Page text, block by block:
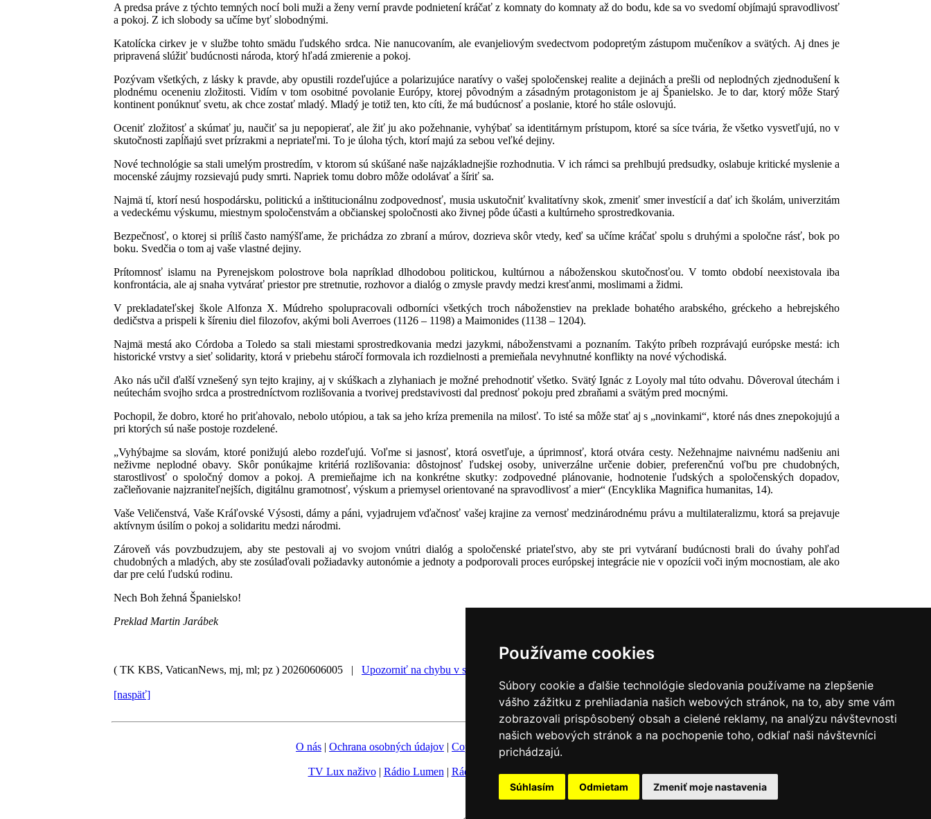
Používame cookies
Súbory cookie a ďalšie technológie sledovania používame na zlepšenie
vášho zážitku z prehliadania našich webových stránok, na to, aby sme vám
zobrazovali prispôsobený obsah a cielené reklamy, na analýzu návštevnosti
našich webových stránok a na pochopenie toho, odkiaľ naši návštevníci
prichádzajú.
Súhlasím Odmietam Zmeniť moje nastavenia
A predsa práve z týchto temných nocí boli muži a ženy verní pravde podnietení kráčať z komnaty do komnaty až do bodu, kde sa vo svedomí objímajú spravodlivosť
a pokoj. Z ich slobody sa učíme byť slobodnými.
Katolícka cirkev je v službe tohto smädu ľudského srdca. Nie nanucovaním, ale evanjeliovým svedectvom podopretým zástupom mučeníkov a svätých. Aj dnes je
pripravená slúžiť budúcnosti národa, ktorý hľadá zmierenie a pokoj.
Pozývam všetkých, z lásky k pravde, aby opustili rozdeľujúce a polarizujúce naratívy o vašej spoločenskej realite a dejinách a prešli od neplodných zjednodušení k
plodnému oceneniu zložitosti. Vidím v tom osobitné povolanie Európy, ktorej pôvodným a zásadným protagonistom je aj Španielsko. Je to dar, ktorý môže Starý
kontinent ponúknuť svetu, ak chce zostať mladý. Mladý je totiž ten, kto cíti, že má budúcnosť a poslanie, ktoré ho stále oslovujú.
Oceniť zložitosť a skúmať ju, naučiť sa ju nepopierať, ale žiť ju ako požehnanie, vyhýbať sa identitárnym prístupom, ktoré sa síce tvária, že všetko vysvetľujú, no v
skutočnosti zapĺňajú svet prízrakmi a nepriateľmi. To je úloha tých, ktorí majú za sebou veľké dejiny.
Nové technológie sa stali umelým prostredím, v ktorom sú skúšané naše najzákladnejšie rozhodnutia. V ich rámci sa prehlbujú predsudky, oslabuje kritické myslenie a
mocenské záujmy rozsievajú pudy smrti. Napriek tomu dobro môže odolávať a šíriť sa.
Najmä tí, ktorí nesú hospodársku, politickú a inštitucionálnu zodpovednosť, musia uskutočniť kvalitatívny skok, zmeniť smer investícií a dať ich školám, univerzitám
a vedeckému výskumu, miestnym spoločenstvám a občianskej spoločnosti ako živnej pôde účasti a kultúrneho sprostredkovania.
Bezpečnosť, o ktorej si príliš často namýšľame, že prichádza zo zbraní a múrov, dozrieva skôr vtedy, keď sa učíme kráčať spolu s druhými a spoločne rásť, bok po
boku. Svedčia o tom aj vaše vlastné dejiny.
Prítomnosť islamu na Pyrenejskom polostrove bola napríklad dlhodobou politickou, kultúrnou a náboženskou skutočnosťou. V tomto období neexistovala iba
konfrontácia, ale aj snaha vytvárať priestor pre stretnutie, rozhovor a dialóg o zmysle pravdy medzi kresťanmi, moslimami a židmi.
V prekladateľskej škole Alfonza X. Múdreho spolupracovali odborníci všetkých troch náboženstiev na preklade bohatého arabského, gréckeho a hebrejského
dedičstva a prispeli k šíreniu diel filozofov, akými boli Averroes (1126 – 1198) a Maimonides (1138 – 1204).
Najmä mestá ako Córdoba a Toledo sa stali miestami sprostredkovania medzi jazykmi, náboženstvami a poznaním. Takýto príbeh rozprávajú európske mestá: ich
historické vrstvy a sieť solidarity, ktorá v priebehu stáročí formovala ich rozdielnosti a premieňala nevyhnutné konflikty na nové východiská.
Ako nás učil ďalší vznešený syn tejto krajiny, aj v skúškach a zlyhaniach je možné prehodnotiť všetko. Svätý Ignác z Loyoly mal túto odvahu. Dôveroval útechám i
neútechám svojho srdca a prostredníctvom rozlišovania a tvorivej predstavivosti dal prednosť pokoju pred zbraňami a svätým pred mocnými.
Pochopil, že dobro, ktoré ho priťahovalo, nebolo utópiou, a tak sa jeho kríza premenila na milosť. To isté sa môže stať aj s „novinkami“, ktoré nás dnes znepokojujú a
pri ktorých sú naše postoje rozdelené.
„Vyhýbajme sa slovám, ktoré ponižujú alebo rozdeľujú. Voľme si jasnosť, ktorá osvetľuje, a úprimnosť, ktorá otvára cesty. Nežehnajme naivnému nadšeniu ani
neživme neplodné obavy. Skôr ponúkajme kritériá rozlišovania: dôstojnosť ľudskej osoby, univerzálne určenie dobier, preferenčnú voľbu pre chudobných,
starostlivosť o spoločný domov a pokoj. A premieňajme ich na konkrétne skutky: zodpovedné plánovanie, hodnotenie ľudských a spoločenských dopadov,
začleňovanie najzraniteľnejších, digitálnu gramotnosť, výskum a priemysel orientované na spravodlivosť a mier“ (Encyklika Magnifica humanitas, 14).
Vaše Veličenstvá, Vaše Kráľovské Výsosti, dámy a páni, vyjadrujem vďačnosť vašej krajine za vernosť medzinárodnému právu a multilateralizmu, ktorá sa prejavuje
aktívnym úsilím o pokoj a solidaritu medzi národmi.
Zároveň vás povzbudzujem, aby ste pestovali aj vo svojom vnútri dialóg a spoločenské priateľstvo, aby ste pri vytváraní budúcnosti brali do úvahy pohľad
chudobných a mladých, aby ste zosúlaďovali požiadavky autonómie a jednoty a podporovali proces európskej integrácie nie v opozícii voči iným mocnostiam, ale ako
dar pre celú ľudskú rodinu.
Nech Boh žehná Španielsko!
Preklad Martin Jarábek
( TK KBS, VaticanNews, mj, ml; pz ) 20260606005 | Upozorniť na chybu v správe
[naspäť]
O nás | Ochrana osobných údajov | Copyright Fotobanka |Hovorca KBS
TV Lux naživo| Rádio Lumen | Rádio Vatikán|SSV|Katolícke noviny|Výveska|Do kostola
Nastavenie Cookies